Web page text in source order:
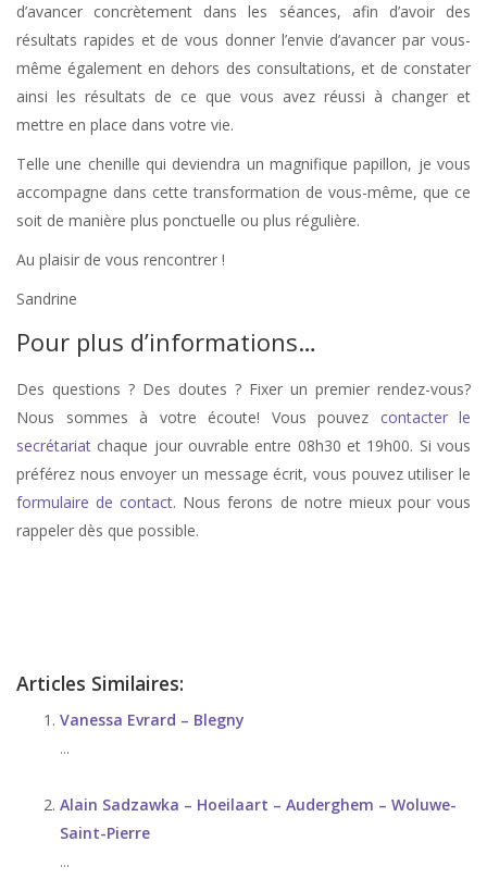
d’avancer concrètement dans les séances, afin d’avoir des
résultats rapides et de vous donner l’envie d’avancer par vous-
même également en dehors des consultations, et de constater
ainsi les résultats de ce que vous avez réussi à changer et
mettre en place dans votre vie.
Telle une chenille qui deviendra un magnifique papillon, je vous
accompagne dans cette transformation de vous-même, que ce
soit de manière plus ponctuelle ou plus régulière.
Au plaisir de vous rencontrer !
Sandrine
Pour plus d’informations…
Des questions ? Des doutes ? Fixer un premier rendez-vous?
Nous sommes à votre écoute! Vous pouvez contacter le
secrétariat chaque jour ouvrable entre 08h30 et 19h00. Si vous
préférez nous envoyer un message écrit, vous pouvez utiliser le
formulaire de contact. Nous ferons de notre mieux pour vous
rappeler dès que possible.
Articles Similaires:
Vanessa Evrard – Blegny
...
Alain Sadzawka – Hoeilaart – Auderghem – Woluwe-
Saint-Pierre
...